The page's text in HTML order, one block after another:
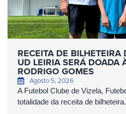
RECEITA DE
UD LEIRIA SERÁ DOADA
RODRIGO GOMES
Agosto 5, 2026
A Futebol Clube de Vizela,
totalidade da receita de